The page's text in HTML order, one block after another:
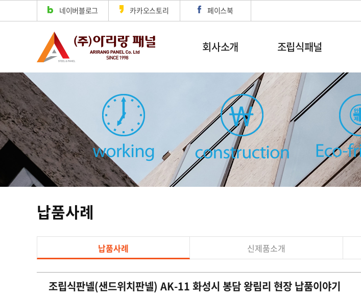
네이버블로그 카카오스토리 페이스북
회사소개 조립식패널
납품사례
납품사례 신제품소개
조립식판넬(샌드위치판넬) AK-11 화성시 봉담 왕림리 현장 납품이야기